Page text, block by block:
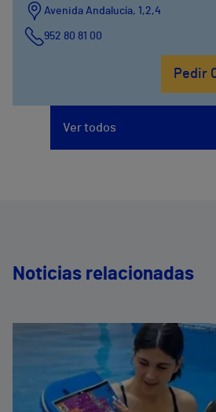
Avenida Andalucía, 1,2,4
952 80 81 00
Pedir
Ver todos
Noticias relacionadas